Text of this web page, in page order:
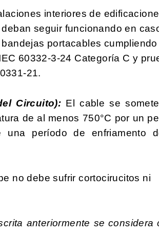
interiores de
seguir funcionando en
portacables cumpliendo
60332-3-24 Categoría C y
21.
Circuito): El cable se
de al menos 750°C por un
una período de enfriamento
no debe sufrir cortocirucitos ni
anteriormente se considera